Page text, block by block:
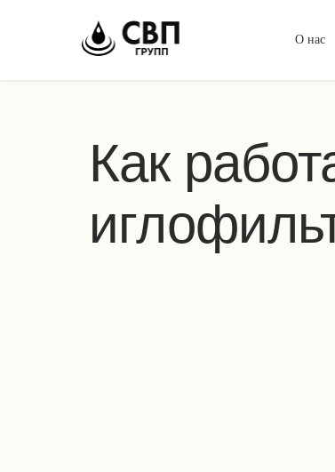
О нас
Как